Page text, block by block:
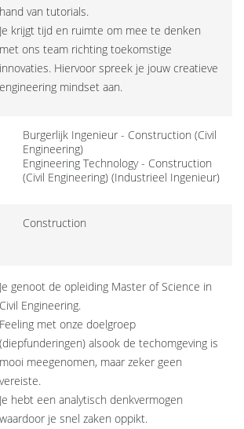
hand van tutorials.
Je krijgt tijd en ruimte om mee te denken
met ons team richting toekomstige
innovaties. Hiervoor spreek je jouw creatieve
engineering mindset aan.
Burgerlijk Ingenieur - Construction (Civil
Engineering)
Engineering Technology - Construction
(Civil Engineering) (Industrieel Ingenieur)
Construction
Je genoot de opleiding Master of Science in
Civil Engineering.
Feeling met onze doelgroep
(diepfunderingen) alsook de techomgeving is
mooi meegenomen, maar zeker geen
vereiste.
Je hebt een analytisch denkvermogen
waardoor je snel zaken oppikt.